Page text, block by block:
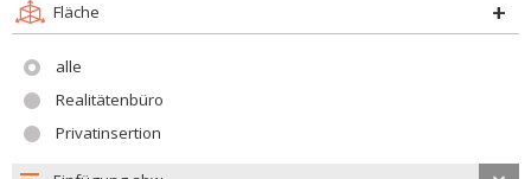
Fläche
alle
Realitätenbüro
Privatinsertion